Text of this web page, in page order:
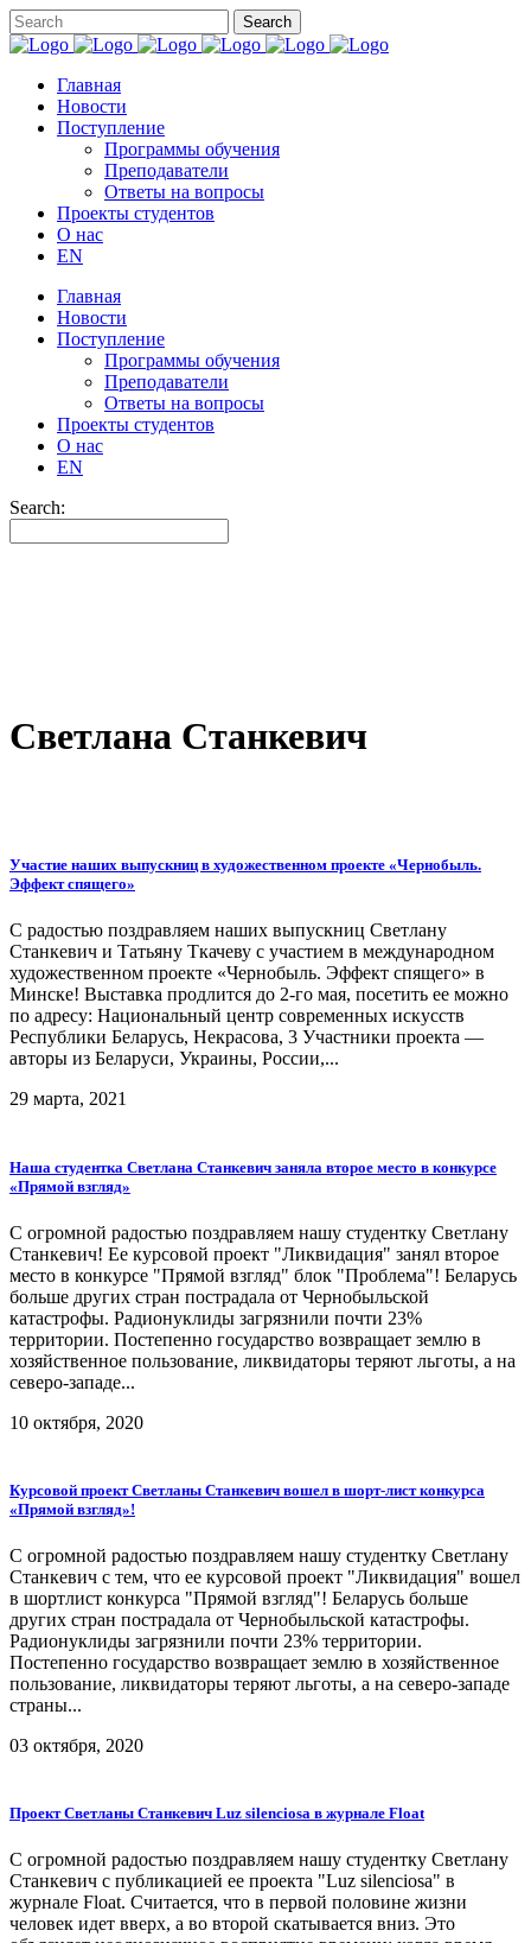
Главная
Новости
Поступление
Программы обучения
Преподаватели
Ответы на вопросы
Проекты студентов
О нас
EN
Главная
Новости
Поступление
Программы обучения
Преподаватели
Ответы на вопросы
Проекты студентов
О нас
EN
Search:
Светлана Станкевич
Участие наших выпускниц в художественном проекте «Чернобыль.
Эффект спящего»
С радостью поздравляем наших выпускниц Светлану
Станкевич и Татьяну Ткачеву с участием в международном
художественном проекте «Чернобыль. Эффект спящего» в
Минске! Выставка продлится до 2-го мая, посетить ее можно
по адресу: Национальный центр современных искусств
Республики Беларусь, Некрасова, 3 Участники проекта —
авторы из Беларуси, Украины, России,...
29 марта, 2021
Наша студентка Светлана Станкевич заняла второе место в конкурсе
«Прямой взгляд»
С огромной радостью поздравляем нашу студентку Светлану
Станкевич! Eе курсовой проект "Ликвидация" занял второе
место в конкурсе "Прямой взгляд" блок "Проблема"! Беларусь
больше других стран пострадала от Чернобыльской
катастрофы. Радионуклиды загрязнили почти 23%
территории. Постепенно государство возвращает землю в
хозяйственное пользование, ликвидаторы теряют льготы, а на
северо-западе...
10 октября, 2020
Курсовой проект Светланы Станкевич вошел в шорт-лист конкурса
«Прямой взгляд»!
С огромной радостью поздравляем нашу студентку Светлану
Станкевич с тем, что ее курсовой проект "Ликвидация" вошел
в шортлист конкурса "Прямой взгляд"! Беларусь больше
других стран пострадала от Чернобыльской катастрофы.
Радионуклиды загрязнили почти 23% территории.
Постепенно государство возвращает землю в хозяйственное
пользование, ликвидаторы теряют льготы, а на северо-западе
страны...
03 октября, 2020
Проект Светланы Станкевич Luz silenciosa в журнале Float
С огромной радостью поздравляем нашу студентку Светлану
Станкевич с публикацией ее проекта "Luz silenciosa" в
журнале Float. Считается, что в первой половине жизни
человек идет вверх, а во второй скатывается вниз. Это